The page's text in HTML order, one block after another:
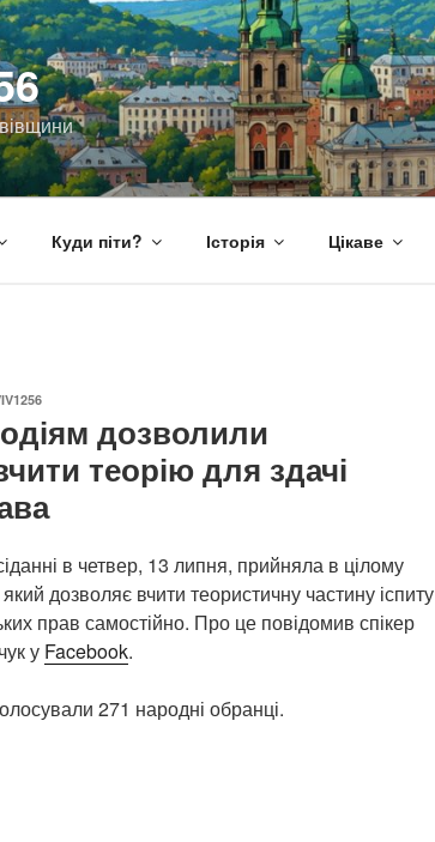
Куди піти? Історія Цікаве
дозволили
теорію для здачі
в четвер, 13 липня, прийняла в цілому
дозволяє вчити теористичну частину іспиту
прав самостійно. Про це повідомив спікер
у Facebook.
271 народні обранці.